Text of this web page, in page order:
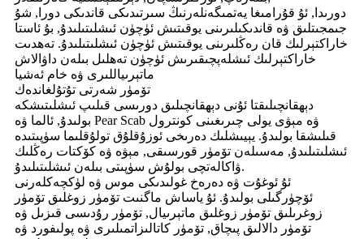
دورىدا, ئۇ قۇرامىغا يەتمىگەنلەرنىڭ سىرتىدىكى قاندىكى دورا, شۇ
جىمجىتلىق ۋە قاندىكىلىرىنى يوقىتىش ئۈچۈن ئىشلىتىلىدۇ, بۇ ئاستا
خاراكتېرلىك قان رەڭلىرىنى يوقىتىش ئۈچۈن ئىشلىتىلىدۇ. تەھدىت
خاراكتېرلىك ئىشلەپچىقىرىش ئۈچۈن تەھلىل بىلەن داۋالاش
ماتېرىياللىرى ۋە خام ئەشيا
تۆمۈر شەرتى تۇتۇلغاندەك
دېھقانچىلىقتا ئۇنى دېھقانچىلىق دورىسى قىلىپ ئىشلىتىشكە
بولىدۇ, ئالما ۋە Pear Scab ۋە مېۋى يولى چىرىغىنى كونترول
قىلىشقا بولىدۇ. يېيىشلىك دەرىخى ئوزۇقلۇق تولۇقلىما سۈپىتىدە
ئىشلىتىلىدۇ, مەسىلەن تۆمۈر قورسىقى, مېۋە ۋە كۆكتات رەڭلىك
ۋاكالەتچى بولۇش سۈپىتى بىلەن ئىشلىتىلىدۇ.
ئۇ ئوغۇت ۋە دەرەخ غولىدىكى موس ۋە لۈكچەكلەرنى
ئۆچۈرگىلى بولىدۇ. ئۇ ياساش ماگنىت تۆمۈر زوغلىق تۆمۈر
زوغرىلىق تۆمۈر زوغلىق ماتېرىيال, تۆمۈر رۇدىسى قىزىل ۋە
تۆمۈر دالالىق پىچاق, تۆمۈر كاتالىزاتمىلىرى ۋە پولىفورد ۋە